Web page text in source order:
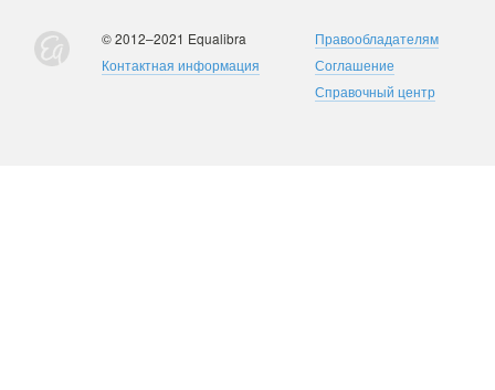
© 2012–2021 Equalibra
Контактная информация
Правообладателям
Соглашение
Справочный центр